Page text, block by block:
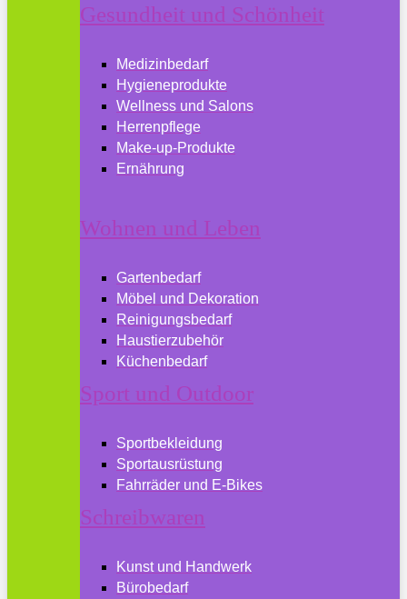
Gesundheit und Schönheit
Medizinbedarf
Hygieneprodukte
Wellness und Salons
Herrenpflege
Make-up-Produkte
Ernährung
Wohnen und Leben
Gartenbedarf
Möbel und Dekoration
Reinigungsbedarf
Haustierzubehör
Küchenbedarf
Sport und Outdoor
Sportbekleidung
Sportausrüstung
Fahrräder und E-Bikes
Schreibwaren
Kunst und Handwerk
Bürobedarf